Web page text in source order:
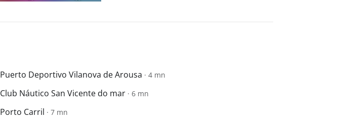
Puerto Deportivo Vilanova de Arousa · 4 mn
Club Náutico San Vicente do mar · 6 mn
Porto Carril · 7 mn